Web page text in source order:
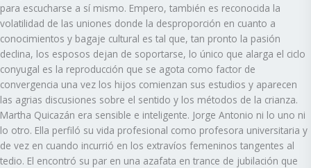
para escucharse a sí mismo. Empero, también es reconocida la
volatilidad de las uniones donde la desproporción en cuanto a
conocimientos y bagaje cultural es tal que, tan pronto la pasión
declina, los esposos dejan de soportarse, lo único que alarga el ciclo
conyugal es la reproducción que se agota como factor de
convergencia una vez los hijos comienzan sus estudios y aparecen
las agrias discusiones sobre el sentido y los métodos de la crianza.
Martha Quicazán era sensible e inteligente. Jorge Antonio ni lo uno ni
lo otro. Ella perfiló su vida profesional como profesora universitaria y
de vez en cuando incurrió en los extravíos femeninos tangentes al
tedio. El encontró su par en una azafata en trance de jubilación que